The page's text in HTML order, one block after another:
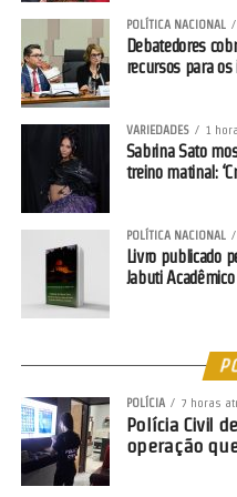
autos, não nas redes sociais.”
Facebook
Twitter
Leia mais:
candidatura de Maysa
deputada estadual
POLÍTICA NACIONAL
Debatedores
recursos para
VARIEDADES 1
Sabrina Sato
treino matinal:
POLÍTICA NACIONAL
Livro publicado
Jabuti Acadêmico
POLÍCIA 7 horas
Polícia Civil
operação